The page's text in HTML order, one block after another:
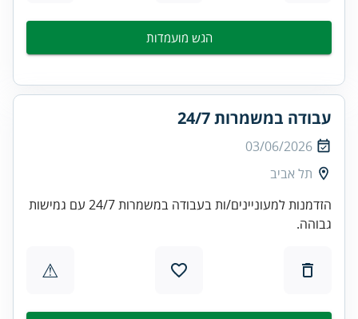
הגש מועמדות
עבודה במשמרות 24/7
03/06/2026
תל אביב
הזדמנות למעוניינים/ות בעבודה במשמרות 24/7 עם גמישות
גבוהה.
⚠